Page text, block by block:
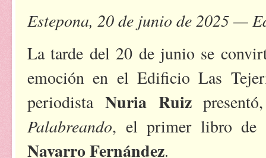
Estepona, 20 de junio de 2025 —
La tarde del 20 de junio se
emoción en el Edificio Las
periodista Nuria Ruiz
Palabreando, el primer libro de
Navarro Fernández.